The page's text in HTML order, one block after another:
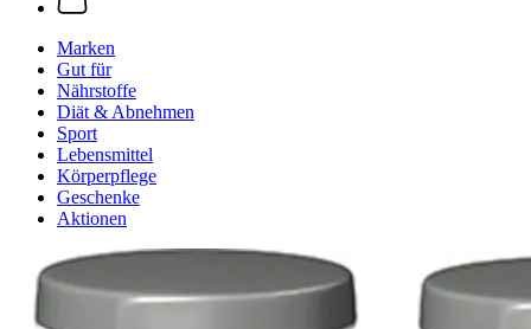
Marken
Gut für
Nährstoffe
Diät & Abnehmen
Sport
Lebensmittel
Körperpflege
Geschenke
Aktionen